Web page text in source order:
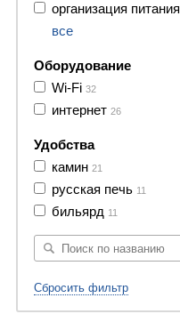
организация питания
все
Оборудование
Wi-Fi 32
интернет 26
Удобства
камин 21
русская печь 11
бильярд 11
Сбросить фильтр